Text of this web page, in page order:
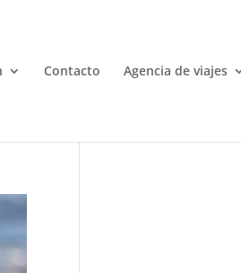
Contacto Agencia de viajes